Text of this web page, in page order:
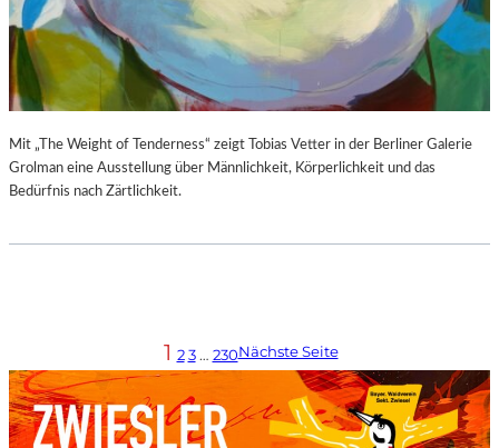
Mit „The Weight of Tenderness“ zeigt Tobias Vetter in der Berliner Galerie
Grolman eine Ausstellung über Männlichkeit, Körperlichkeit und das
Bedürfnis nach Zärtlichkeit.
1 2 3 … 230Nächste Seite